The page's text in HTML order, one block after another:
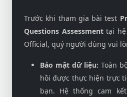
Trước khi tham gia bài test
Questions Assessmenttại hệ
Official, quý người dùng vui
Bảo mật dữ liệu: Toàn
hồi được thực hiện trực
bạn. Hệ thống cam